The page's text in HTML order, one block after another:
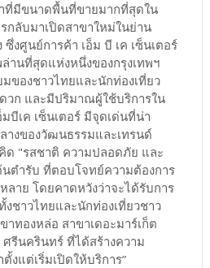
ที่มีขนาดพื้นที่ขายมากที่สุดใน
กลับมาเปิดสาขาใหม่ในย่าน
ซึ่งศูนย์การค้า เอ็ม บี เค เซ็นเตอร์
านที่สุดแห่งหนึ่งของกรุงเทพฯ
ของชาวไทยและนักท่องเที่ยว
วก และมีปริมาณผู้ใช้บริการใน
บีเค เซ็นเตอร์ มีจุดเด่นที่น่า
างของวัฒนธรรมและเทรนด์
ด "รสชาติ ความปลอดภัย และ
ตำรับ ที่ตอบโจทย์ความต้องการ
ลาย โดยคาดหวังว่าจะได้รับการ
ชาวไทยและนักท่องเที่ยวชาว
าทองหล่อ สาขาเดอะมาร์เก็ต
รีนครินทร์ ที่ได้สร้างความ
งแต่เริ่มเปิดให้บริการ”